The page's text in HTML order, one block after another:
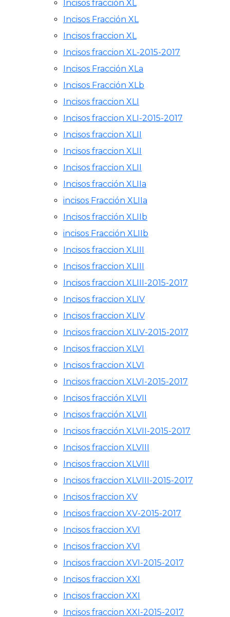
Incisos fracción XL
Incisos Fracción XL
Incisos fraccion XL
Incisos fraccion XL-2015-2017
Incisos Fracción XLa
Incisos Fracción XLb
Incisos fraccion XLI
Incisos fraccion XLI-2015-2017
Incisos fraccion XLII
Incisos fraccion XLII
Incisos fraccion XLII
Incisos fracción XLIIa
incisos Fracción XLIIa
Incisos fracción XLIIb
incisos Fracción XLIIb
Incisos fraccion XLIII
Incisos fraccion XLIII
Incisos fraccion XLIII-2015-2017
Incisos fraccion XLIV
Incisos fraccion XLIV
Incisos fraccion XLIV-2015-2017
Incisos fraccion XLVI
Incisos fraccion XLVI
Incisos fraccion XLVI-2015-2017
Incisos fracción XLVII
Incisos fracción XLVII
Incisos fracción XLVII-2015-2017
Incisos fraccion XLVIII
Incisos fraccion XLVIII
Incisos fraccion XLVIII-2015-2017
Incisos fraccion XV
Incisos fraccion XV-2015-2017
Incisos fraccion XVI
Incisos fraccion XVI
Incisos fraccion XVI-2015-2017
Incisos fraccion XXI
Incisos fraccion XXI
Incisos fraccion XXI-2015-2017